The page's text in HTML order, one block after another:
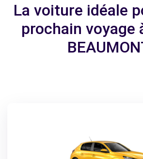
La voiture idéale
prochain voyage